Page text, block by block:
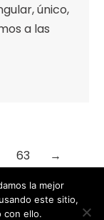
único,
a las
63 →
la mejor
este sitio,
con ello.